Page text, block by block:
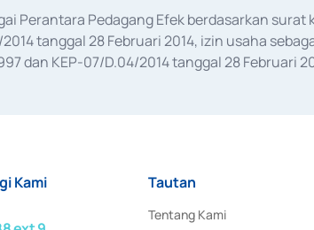
Perantara Pedagang Efek berdasarkan
tanggal 28 Februari 2014, izin usaha
dan KEP-07/D.04/2014 tanggal 28 Februari
Kami Tautan
Tentang Kami